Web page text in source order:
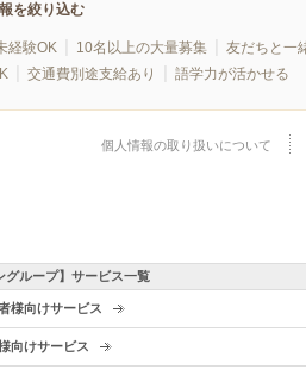
を絞り込む
経験OK 10名以上の大量募集 友だちと一
交通費別途支給あり 語学力が活かせる
個人情報の取り扱いについて
グループ】サービス一覧
様向けサービス
向けサービス